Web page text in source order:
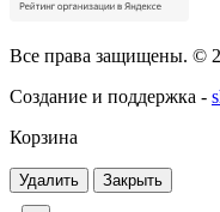
Все права защищены. ©
Создание и поддержка -
Корзина
Удалить Закрыть